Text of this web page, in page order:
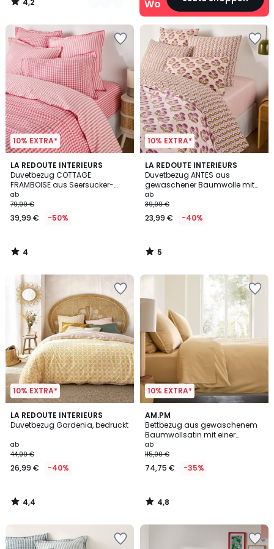
4,2
/
Wohn‑Deals
10% EXTRA*
LA REDOUTE INTERIEURS
Duvetbezug COTTAGE
FRAMBOISE aus Seersucker-
Baumwolle
ab
79,99 €
39,99 € -50%
4
/
5
4
/
10% EXTRA*
LA REDOUTE INTERIEURS
Duvetbezug ANTES aus
gewaschener Baumwolle mit
Blumenprint
ab
39,99 €
23,99 € -40%
5
/
5
5
/
10% EXTRA*
LA REDOUTE INTERIEURS
Duvetbezug Gardenia, bedruckt
ab
44,99 €
26,99 € -40%
4,4
/ 5
4,4
/
10% EXTRA*
AM.PM
Bettbezug aus gewaschenem
Baumwollsatin mit einer
Fadenzahl von 200, SARIA
ab
115,00 €
74,75 € -35%
4,8
/ 5
4,8
/